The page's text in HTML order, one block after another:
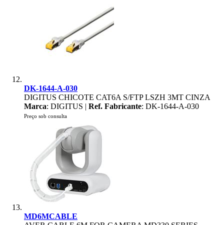
DK-1644-A-030
DIGITUS CHICOTE CAT6A S/FTP LSZH 3MT CINZA
Marca: DIGITUS | Ref. Fabricante: DK-1644-A-030
Preço sob consulta
MD6MCABLE